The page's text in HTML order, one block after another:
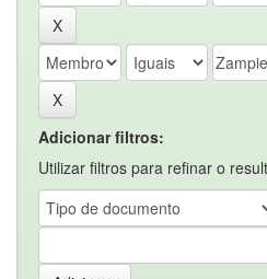
Adicionar filtros:
Utilizar filtros para refinar o